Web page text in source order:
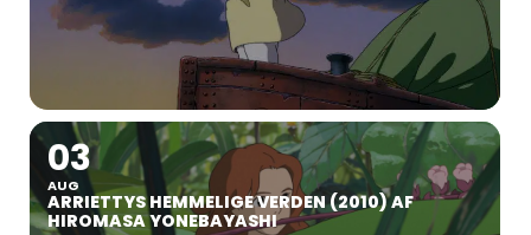
03
AUG
ARRIETTYS HEMMELIGE VERDEN (2010) AF
HIROMASA YONEBAYASHI